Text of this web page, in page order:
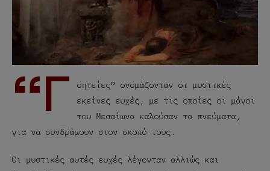
“Γ
οητείες” ονομάζονταν οι μυστικές
εκείνες ευχές, με τις οποίες οι μάγοι
του Μεσαίωνα καλούσαν τα πνεύματα,
για να συνδράμουν στον σκοπό τους.
Οι μυστικές αυτές ευχές λέγονταν αλλιώς και